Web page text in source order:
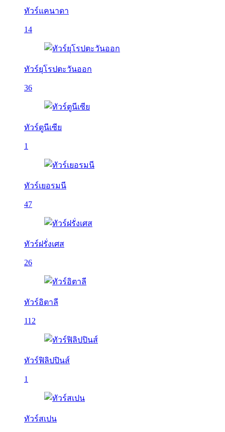
ทัวร์แคนาดา
14
ทัวร์ยุโรปตะวันออก
36
ทัวร์ตูนีเซีย
1
ทัวร์เยอรมนี
47
ทัวร์ฝรั่งเศส
26
ทัวร์อิตาลี
112
ทัวร์ฟิลิปปินส์
1
ทัวร์สเปน